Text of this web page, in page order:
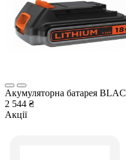
Акумуляторна батарея
2 544 ₴
Акції